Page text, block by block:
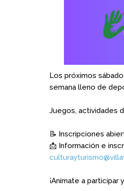
Los próximos
semana lleno de
Juegos, actividades
📝 Inscripciones
📩 Información e
¡Anímate a participar